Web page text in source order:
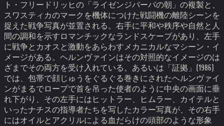
ト・フリードリッヒの「ライゼンジバーバの朝」の複製と、
スワスティカのマークを機体につけた戦闘機の離陸シーンを
捉えた戦争写真が並置される。右手に平和や秩序や自然と人
間の調和を示すロマンチックなランドスケープがあり、左手
に戦争とカオスと激動をあらわすメカニカルなマシーン・イ
メージがある。ヘルンヴァインはその対照的なイメージのは
ざまでその両方を受け入れている。 あるいは「証拠」(1986)
では、包帯で顔じゅうをぐるぐる巻きにされたヘルンヴァイ
ンがまるでロープで首を吊った使者のように中央の画面に垂
れ下がり、その左手にはヒットラー、ヒムラー、カイテルと
いったナチスの指導者たちを写したカラー写真が、その右手
にはオイルとアクリルによる血だらけの頭部のような形象